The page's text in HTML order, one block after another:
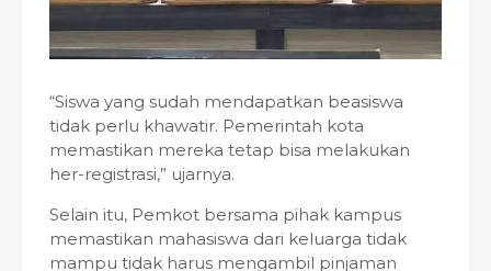
“Siswa yang sudah mendapatkan beasiswa
tidak perlu khawatir. Pemerintah kota
memastikan mereka tetap bisa melakukan
her-registrasi,” ujarnya.
Selain itu, Pemkot bersama pihak kampus
memastikan mahasiswa dari keluarga tidak
mampu tidak harus mengambil pinjaman